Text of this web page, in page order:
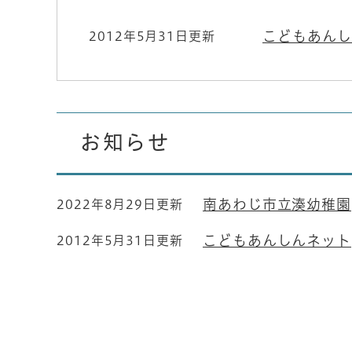
2012年5月31日更新 こどもあん
お知らせ
2022年8月29日更新 南あわじ市立湊幼稚園
2012年5月31日更新 こどもあんしんネット